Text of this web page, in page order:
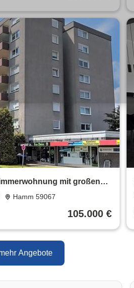
mit großen
Hamm 59067
105.000 €
Angebote